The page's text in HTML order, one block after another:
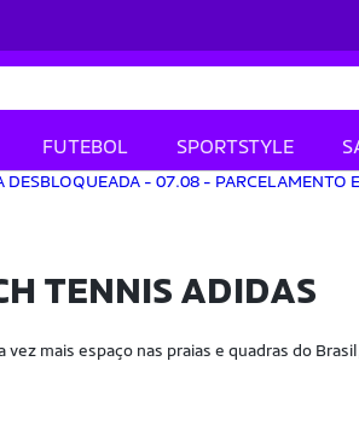
FUTEBOL SPORTSTYLE
TENNIS ADIDAS
vez mais espaço nas praias e quadras do